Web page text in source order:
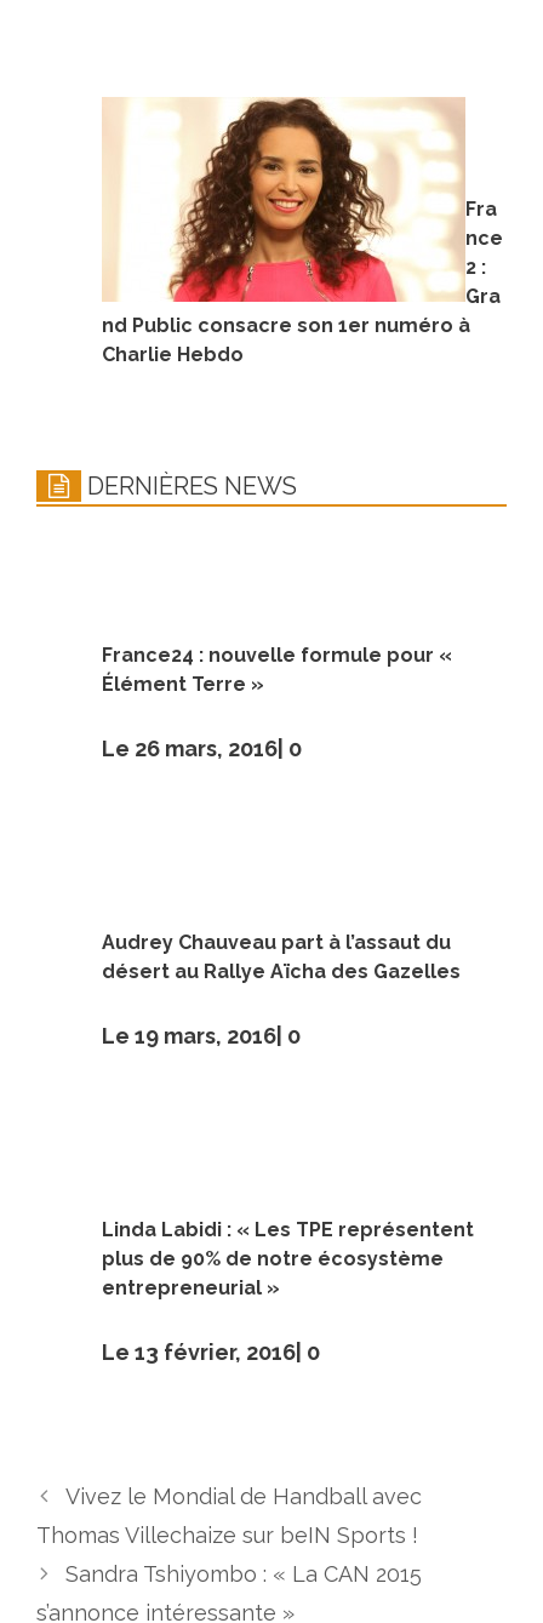
Fra
nce
2 :
Gra
nd Public consacre son 1er numéro à
Charlie Hebdo
DERNIÈRES NEWS
France24 : nouvelle formule pour «
Élément Terre »
Le 26 mars, 2016| 0
Audrey Chauveau part à l’assaut du
désert au Rallye Aïcha des Gazelles
Le 19 mars, 2016| 0
Linda Labidi : « Les TPE représentent
plus de 90% de notre écosystème
entrepreneurial »
Le 13 février, 2016| 0
Vivez le Mondial de Handball avec
Thomas Villechaize sur beIN Sports !
Sandra Tshiyombo : « La CAN 2015
s’annonce intéressante »